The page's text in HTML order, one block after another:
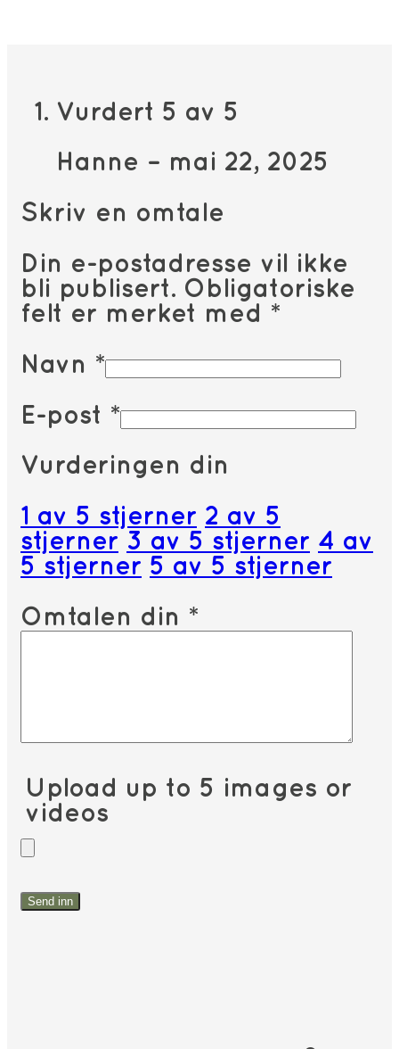
Vurdert 5 av 5
Hanne – mai 22, 2025
Skriv en omtale
Din e-postadresse vil ikke
bli publisert. Obligatoriske
felt er merket med *
Navn *
E-post *
Vurderingen din
1 av 5 stjerner 2 av 5
stjerner 3 av 5 stjerner 4 av
5 stjerner 5 av 5 stjerner
Omtalen din *
Upload up to 5 images or
videos